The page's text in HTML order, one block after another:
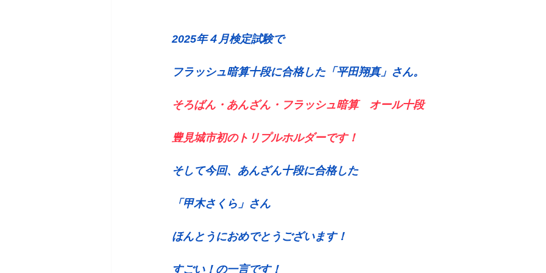
2025年４月検定試験で
フラッシュ暗算十段に合格した「平田翔真」さん。
そろばん・あんざん・フラッシュ暗算　オール十段
豊見城市初のトリプルホルダーです！
そして今回、あんざん十段に合格した
「甲木さくら」さん
ほんとうにおめでとうございます！
すごい！の一言です！